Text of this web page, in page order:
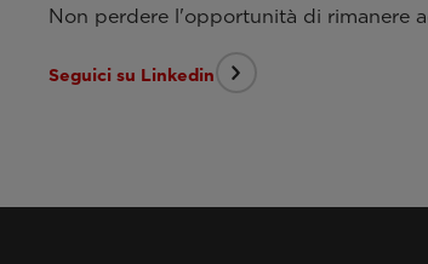
Non perdere l'opportunità di rimanere
Seguici su Linkedin